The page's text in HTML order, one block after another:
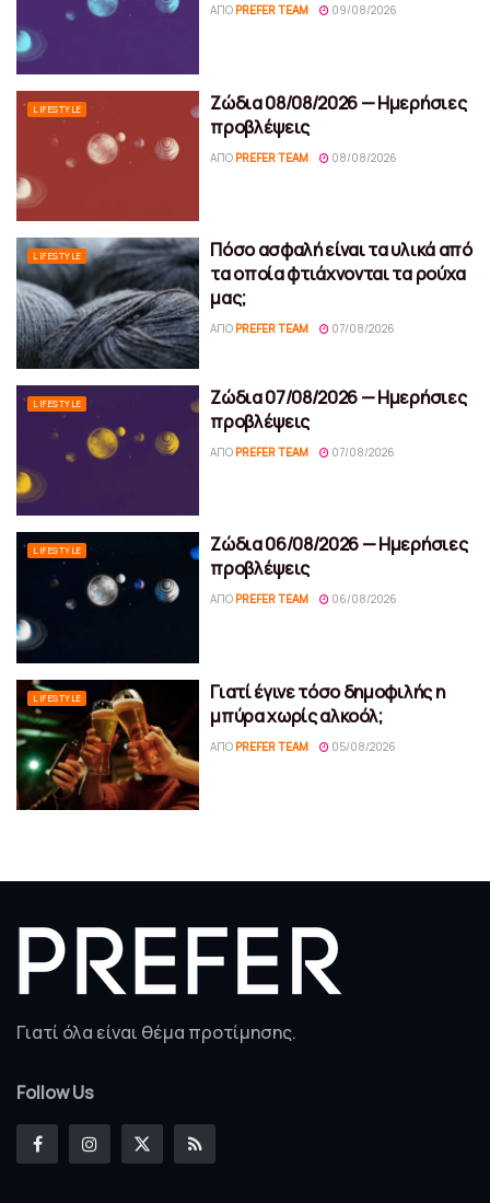
ΑΠΌ PREFER TEAM 09/08/2026
LIFESTYLE
Ζώδια 08/08/2026 — Ημερήσιες
προβλέψεις
ΑΠΌ PREFER TEAM 08/08/2026
LIFESTYLE
Πόσο ασφαλή είναι τα υλικά από
τα οποία φτιάχνονται τα ρούχα
μας;
ΑΠΌ PREFER TEAM 07/08/2026
LIFESTYLE
Ζώδια 07/08/2026 — Ημερήσιες
προβλέψεις
ΑΠΌ PREFER TEAM 07/08/2026
LIFESTYLE
Ζώδια 06/08/2026 — Ημερήσιες
προβλέψεις
ΑΠΌ PREFER TEAM 06/08/2026
LIFESTYLE
Γιατί έγινε τόσο δημοφιλής η
μπύρα χωρίς αλκοόλ;
ΑΠΌ PREFER TEAM 05/08/2026
Γιατί όλα είναι θέμα προτίμησης.
Follow Us